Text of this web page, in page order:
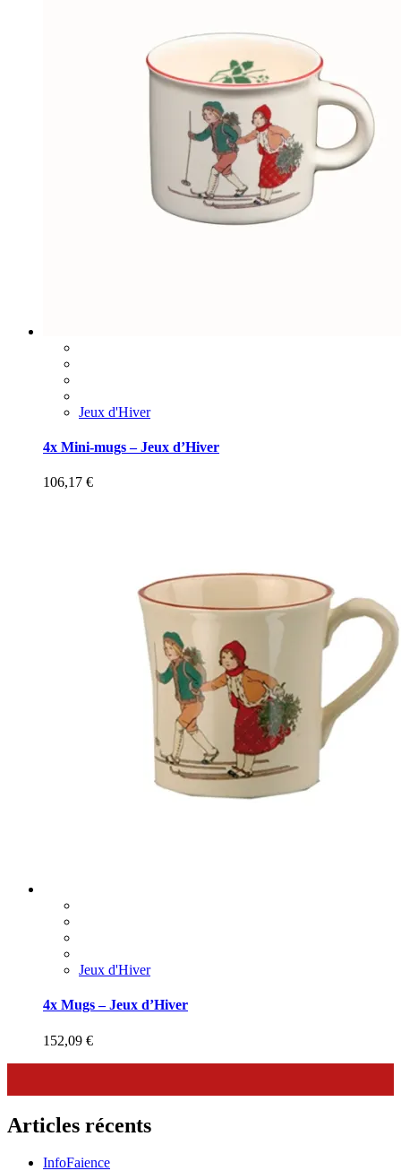
Jeux d'Hiver
4x Mini-mugs – Jeux d’Hiver
106,17 €
Jeux d'Hiver
4x Mugs – Jeux d’Hiver
152,09 €
Articles récents
InfoFaience